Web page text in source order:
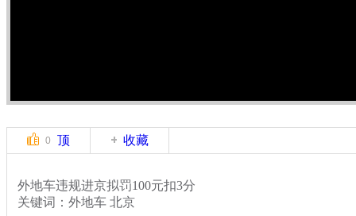
0 顶 收藏
外地车违规进京拟罚100元扣3分
关键词：外地车 北京